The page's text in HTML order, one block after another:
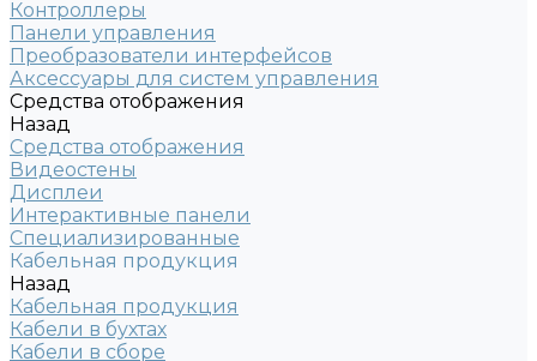
Контроллеры
Панели управления
Преобразователи интерфейсов
Аксессуары для систем управления
Средства отображения
Назад
Средства отображения
Видеостены
Дисплеи
Интерактивные панели
Специализированные
Кабельная продукция
Назад
Кабельная продукция
Кабели в бухтах
Кабели в сборе